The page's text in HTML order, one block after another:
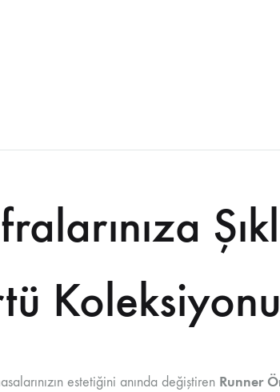
Koleksiyonu
estetiğini anında değiştiren Runner